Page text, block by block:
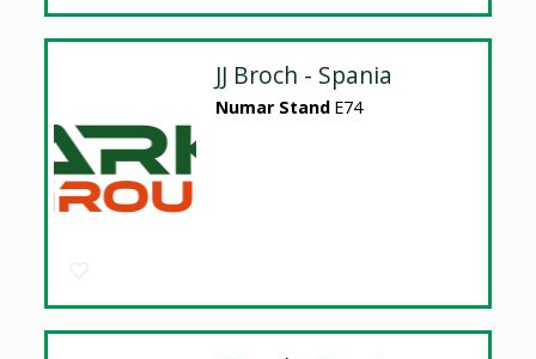
JJ Broch - Spania
Numar Stand E74